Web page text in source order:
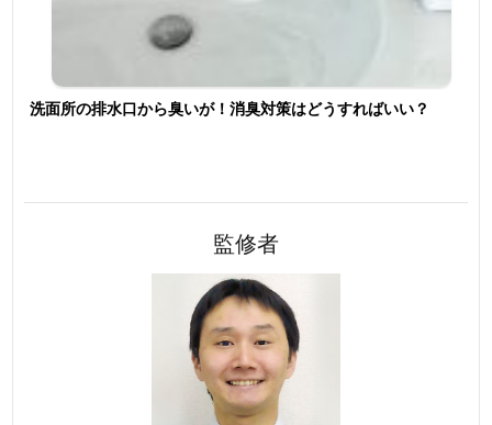
洗面所の排水口から臭いが！消臭対策はどうすればいい？
監修者